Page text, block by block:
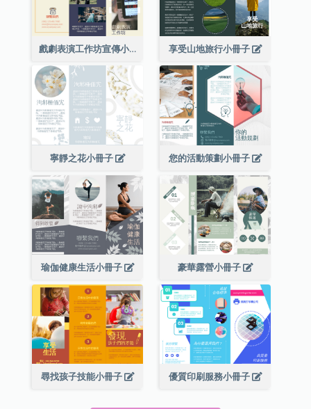
戲劇表演工作坊宣傳小冊子 享受山地旅行小冊子
寧靜之花小冊子 您的活動策劃小冊子
瑜伽健康生活小冊子 豪華露營小冊子
尋找孩子技能小冊子 優質印刷服務小冊子